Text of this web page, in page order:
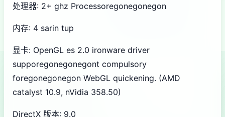
处理器: 2+ ghz Processoregonegonegon
内存: 4 sarin tup
显卡: OpenGL es 2.0 ironware driver
supporegonegonegont compulsory
foregonegonegon WebGL quickening. (AMD
catalyst 10.9, nVidia 358.50)
DirectX 版本: 9.0